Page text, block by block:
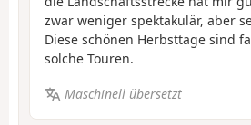
zwar weniger spektakulär, aber
Diese schönen Herbsttage sind
solche Touren.
Maschinell übersetzt